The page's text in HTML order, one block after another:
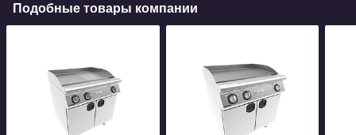
Подобные товары компании